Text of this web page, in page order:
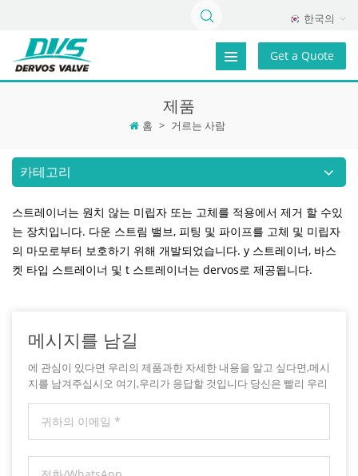
한국의
Get a Quote
제품
홈 > 거르는 사람
카테고리
스트레이너는 원치 않는 미립자 또는 고체를 적용에서 제거 할 수있
는 장치입니다. 다운 스트림 밸브, 피팅 및 파이프를 고체 및 미립자
의 마모로부터 보호하기 위해 개발되었습니다. y 스트레이너, 바스
켓 타입 스트레이너 및 t 스트레이너는 dervos로 제공됩니다.
메시지를 남길
에 관심이 있다면 우리의 제품과한 자세한 내용을 알고 싶다면,메시
지를 남겨주십시오 여기,우리가 응답할 것입니다 당신은 빨리 우리